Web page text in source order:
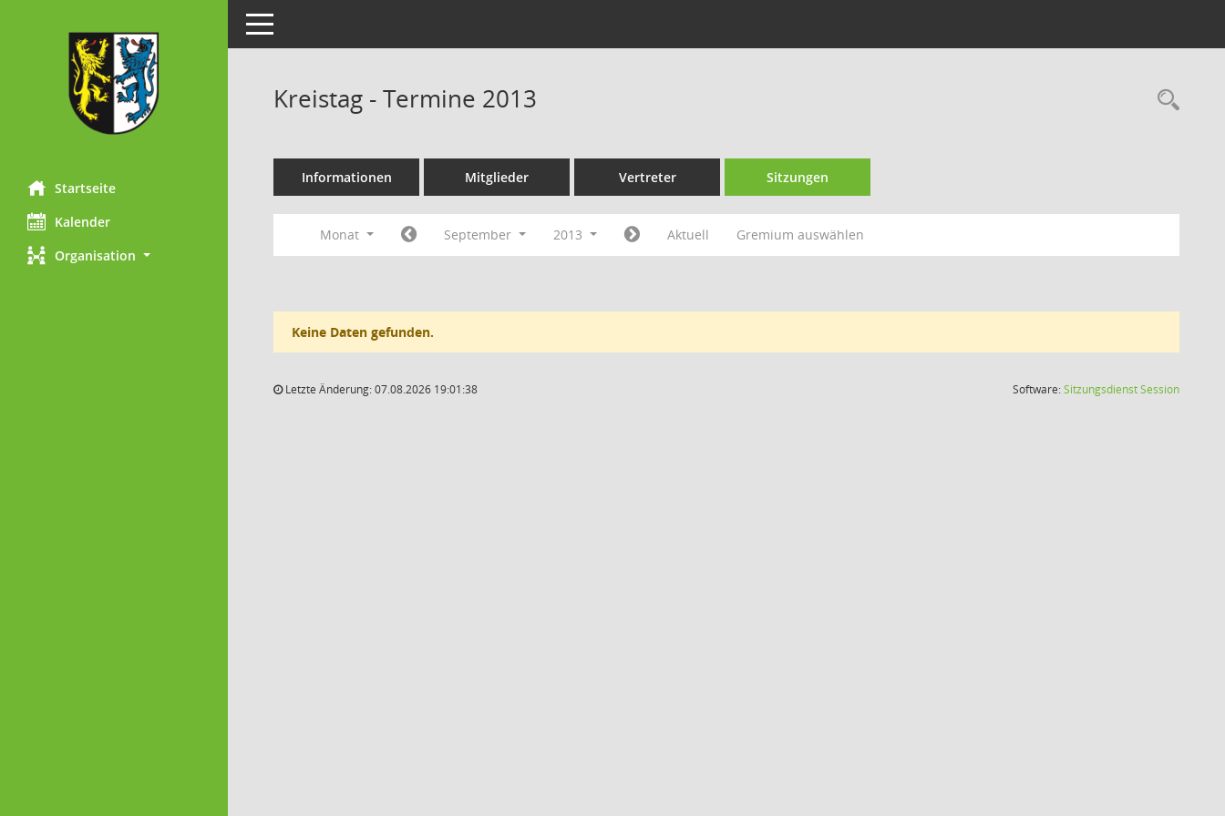
Startseite
Kalender
Organisation
Toggle navigation
Kreistag - Termine 2013
Informationen Mitglieder Vertreter Sitzungen
Monat September 2013 Aktuell Gremium auswählen
Keine Daten gefunden.
Letzte Änderung: 07.08.2026 19:01:38 Software:SitzungsdienstSession(Wird in